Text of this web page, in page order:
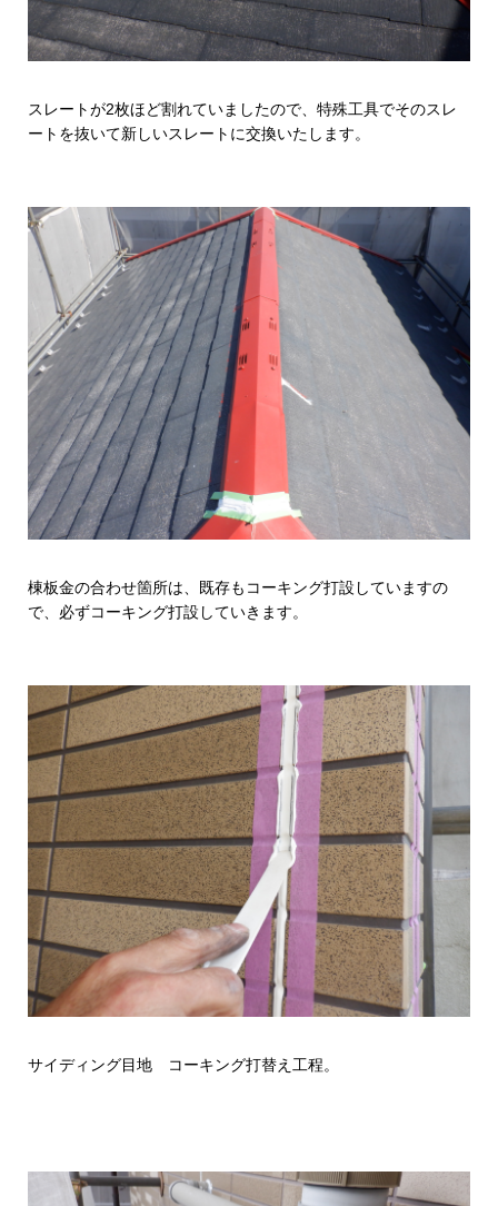
スレートが2枚ほど割れていましたので、特殊工具でそのスレ
ートを抜いて新しいスレートに交換いたします。
棟板金の合わせ箇所は、既存もコーキング打設していますの
で、必ずコーキング打設していきます。
サイディング目地 コーキング打替え工程。